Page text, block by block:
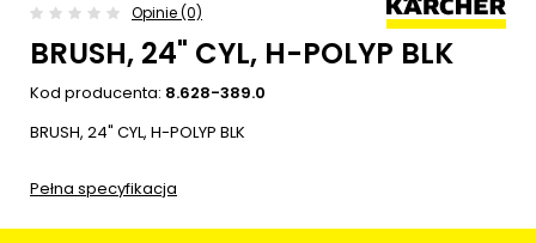
Opinie (0)
BRUSH, 24" CYL, H-POLYP BLK
Kod producenta: 8.628-389.0
BRUSH, 24" CYL, H-POLYP BLK
Pełna specyfikacja